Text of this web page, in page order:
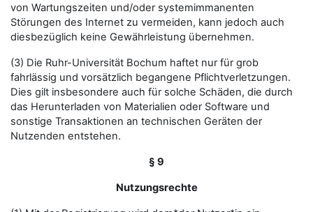
von Wartungszeiten und/oder systemimmanenten
Störungen des Internet zu vermeiden, kann jedoch auch
diesbezüglich keine Gewährleistung übernehmen.
(3) Die Ruhr-Universität Bochum haftet nur für grob
fahrlässig und vorsätzlich begangene Pflichtverletzungen.
Dies gilt insbesondere auch für solche Schäden, die durch
das Herunterladen von Materialien oder Software und
sonstige Transaktionen an technischen Geräten der
Nutzenden entstehen.
§ 9
Nutzungsrechte